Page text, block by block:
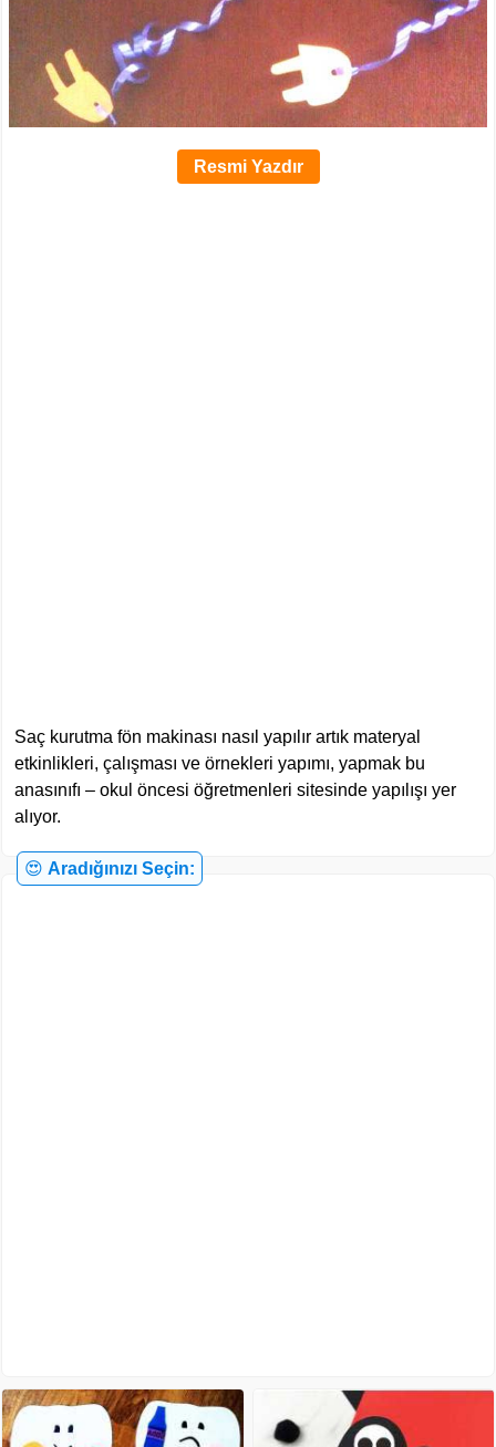
Resmi Yazdır
Saç kurutma fön makinası nasıl yapılır artık materyal
etkinlikleri, çalışması ve örnekleri yapımı, yapmak bu
anasınıfı – okul öncesi öğretmenleri sitesinde yapılışı yer
alıyor.
😍 Aradığınızı Seçin: